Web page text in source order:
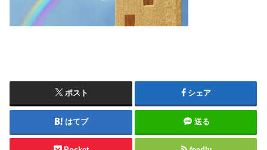
ポスト シェア
はてブ 送る